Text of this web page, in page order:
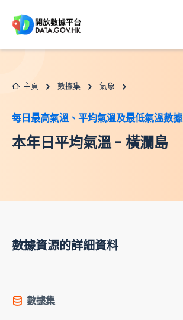
主頁 數據集 氣象
每日最高氣溫、平均氣溫及最低氣溫數據
本年日平均氣溫 - 橫瀾島
數據資源的詳細資料
數據集